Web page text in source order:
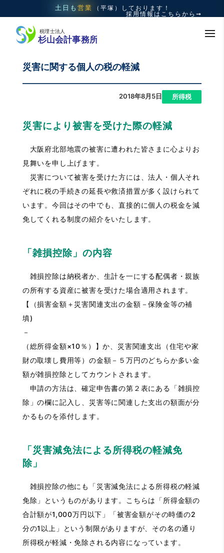
土日も 営業 （平塚）
しております！
採用情報はこちらから➞
災害に関する個人の税の軽減
2018年8月5日 所得税
災害により被害を受けた際の軽減
大阪府北部地震の被害に遭われた皆さまに心よりお
見舞いを申し上げます。
災害について被害を受けた方には、法人・個人それ
ぞれに税の手続きの延長や救済措置が多く設けられて
います。今回はその中でも、直接的に個人の税金を減
免してくれる制度の紹介をいたします。
「雑損控除」の内容
雑損控除は納税者か、生計を一にする配偶者・親族
の所有する資産に被害を受けた場合適用されます。
【（損害金額＋災害関連支出の金額－保険金等の補
填)
（総所得金額×10％）】か、災害関連支出（住宅や家
財の取壊し費用等）の金額－５万円のどちらか多い金
額が雑損控除としてカウントされます。
申請の方法は、確定申告書の第２表にある「雑損控
除」の欄に記入し、災害等に関連した支出の額面が分
かるものを添付します。
「災害減免法による所得税の軽減免
除」
雑損控除の他にも「災害減免法による所得税の軽減
免除」というものがあります。こちらは「所得金額の
合計額が1,000万円以下」「被害金額がその時価の2
分の1以上」という制限がありますが、その名の通り
所得税が軽減・免除される内容になっています。